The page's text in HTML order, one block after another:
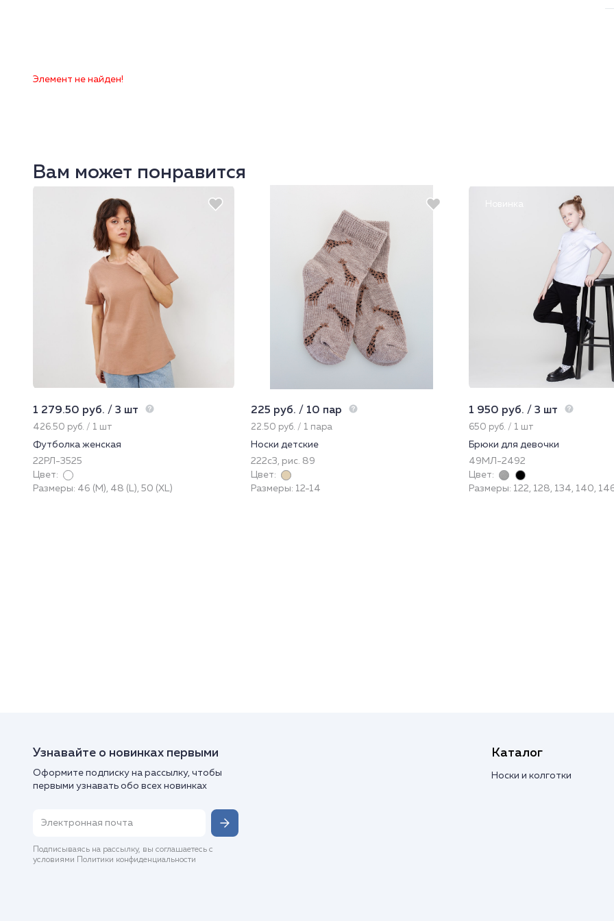
Элемент не найден!
Вам может понравится
1 279.50 руб. / 3 шт
426.50 руб. / 1 шт
Футболка женская
22РЛ-3525
Цвет:
Размеры: 46 (M), 48 (L), 50 (XL)
225 руб. / 10 пар
22.50 руб. / 1 пара
Носки детские
222с3, рис. 89
Цвет:
Размеры: 12-14
1 950 руб. / 3 шт
650 руб. / 1 шт
Брюки для девочки
49МЛ-2492
Цвет:
Размеры: 122, 128, 134, 140,
Узнавайте о новинках первыми
Оформите подписку на рассылку, чтобы
первыми узнавать обо всех новинках
Подписываясь на рассылку, вы соглашаетесь с
условиями Политики конфиденциальности
Каталог
Носки и колготки